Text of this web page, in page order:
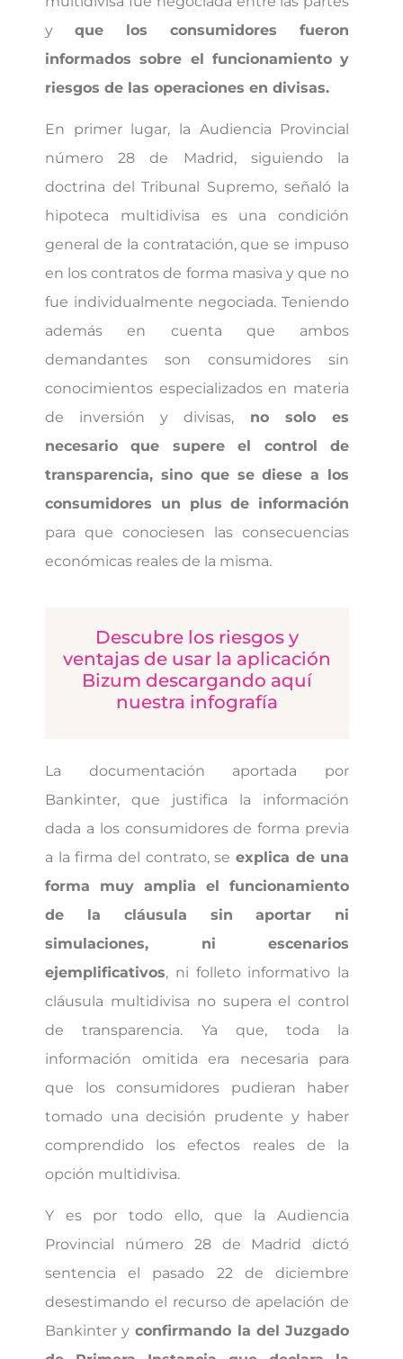
yque los consumidores fueron
informados sobre el funcionamiento y
riesgos de las operaciones en divisas.
En primer lugar, la Audiencia Provincial
número 28 de Madrid, siguiendo la
doctrina del Tribunal Supremo, señaló la
hipoteca multidivisa es una condición
general de la contratación, que se impuso
en los contratos de forma masiva y que no
fue individualmente negociada. Teniendo
además en cuenta que ambos
demandantes son consumidores sin
conocimientos especializados en materia
de inversión y divisas, no solo es
necesario que supere el control de
transparencia, sino que se diese a los
consumidores un plus de información
para que conociesen las consecuencias
económicas reales de la misma.
Descubre los riesgos y
ventajas de usar la aplicación
Bizum descargando aquí
nuestra infografía
La documentación aportada por
Bankinter, que justifica la información
dada a los consumidores de forma previa
a la firma del contrato, se explica de una
forma muy amplia el funcionamiento
de la cláusula sin aportar ni
simulaciones, ni escenarios
ejemplificativos, ni folleto informativo la
cláusula multidivisa no supera el control
de transparencia. Ya que, toda la
información omitida era necesaria para
que los consumidores pudieran haber
tomado una decisión prudente y haber
comprendido los efectos reales de la
opción multidivisa.
Y es por todo ello, que la Audiencia
Provincial número 28 de Madrid dictó
sentencia el pasado 22 de diciembre
desestimando el recurso de apelación de
Bankinter y confirmando la del Juzgado